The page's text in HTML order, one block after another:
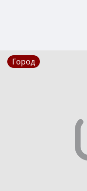
Город